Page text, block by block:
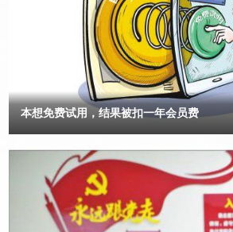
场主体之间的约定成为废纸，让市场主体对
失去了最起码的信赖，这样的营商环境民企如何生存
11日，法院裁定祥云公司股权过户给净诚公
整投资人已办理移交手续且交接完毕，2022
偿破产债权，并全部清偿完毕。以上事实证
2018年12月至2022年8月历时4年的破产重
已表明不申请执行重整之前的（2020）浙
解书。依照《民法典》第七条规定“民事主体
循诚信原则，秉持诚实，恪守承诺”，双方
议》约定已变更该“民事调解书”内容，相对
载来路不明的投资类APP。”葛磊说。 合肥
中心负责人苏伟表示，李大爷碰上的是典型
对银行账户管理日趋严格，不法分子会引导
大量金条、购物卡等实物，到指定地点进行交
醒，“96110”是反诈专线，“看到‘96110’的来
正在遭遇电信网络诈骗，一定要及时接听
心“馅饼”变陷阱 “花费3万到20万元，就可
王某。他还表示公司在打造医疗+康养的“最新
人心动。王某和员工带着老年人参观旗下的
免费旅游，还热络地称呼他们“干爹”“干妈”
徽肥东县公安局破获的一起非法吸收公众存
的公司经营出现问题，其开办的养老公寓也
本想免费试用，结果被扣一年会员费